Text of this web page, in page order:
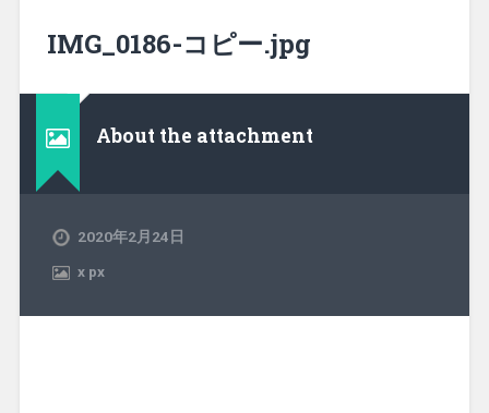
IMG_0186-コピー.jpg
About the attachment
2020年2月24日
xpx